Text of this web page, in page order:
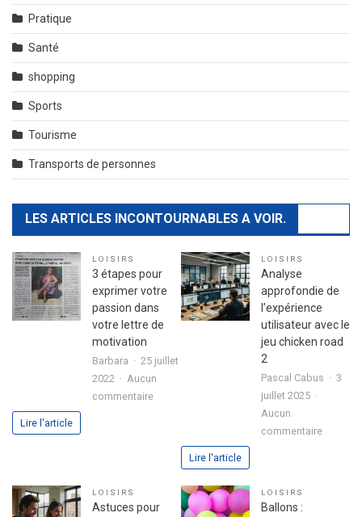
Pratique
Santé
shopping
Sports
Tourisme
Transports de personnes
LES ARTICLES INCONTOURNABLES A VOIR.
LOISIRS
3 étapes pour
exprimer votre
passion dans
votre lettre de
motivation
Barbara
25 juillet
2022
Aucun
commentairesur
exprimer
passion
Lire l'article
LOISIRS
Analyse
approfondie de
l’expérience
utilisateur avec le
jeu chicken road
2
Pascal Cabus
3
juillet 2025
Aucun
commentairesur
Lire l'article
LOISIRS
Astuces pour
LOISIRS
Ballons :